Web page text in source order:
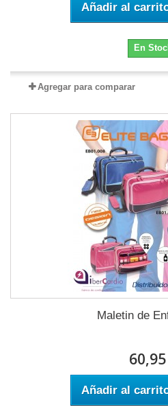
Añadir al
En
Agregar para comparar
Maletin de
Añadir al